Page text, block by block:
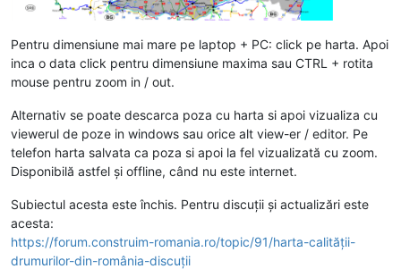
Pentru dimensiune mai mare pe laptop + PC: click pe harta. Apoi
inca o data click pentru dimensiune maxima sau CTRL + rotita
mouse pentru zoom in / out.
Alternativ se poate descarca poza cu harta si apoi vizualiza cu
viewerul de poze in windows sau orice alt view-er / editor. Pe
telefon harta salvata ca poza si apoi la fel vizualizată cu zoom.
Disponibilă astfel și offline, când nu este internet.
Subiectul acesta este închis. Pentru discuții și actualizări este
acesta:
https://forum.construim-romania.ro/topic/91/harta-calității-
drumurilor-din-românia-discuții